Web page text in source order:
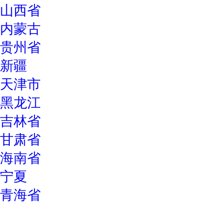
山西省
内蒙古
贵州省
新疆
天津市
黑龙江
吉林省
甘肃省
海南省
宁夏
青海省